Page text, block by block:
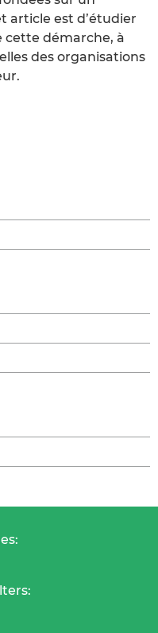
article est d’étudier
cette démarche, à
des organisations